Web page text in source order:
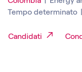
Tempo determinato
Candidati